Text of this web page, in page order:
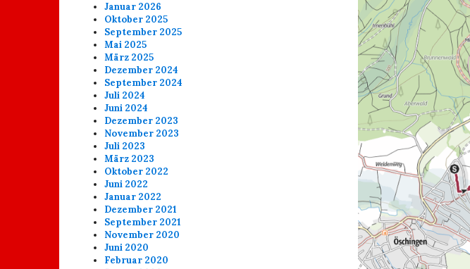
Januar 2026
Oktober 2025
September 2025
Mai 2025
März 2025
Dezember 2024
September 2024
Juli 2024
Juni 2024
Dezember 2023
November 2023
Juli 2023
März 2023
Oktober 2022
Juni 2022
Januar 2022
Dezember 2021
September 2021
November 2020
Juni 2020
Februar 2020